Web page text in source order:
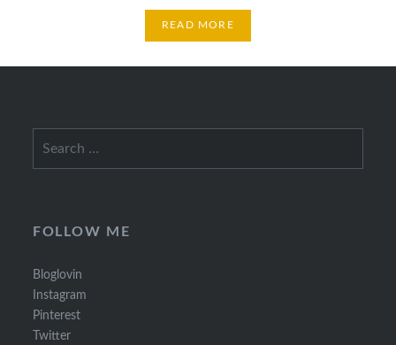
READ MORE
FOLLOW ME
Bloglovin
Instagram
Pinterest
Twitter